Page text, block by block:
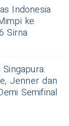
Indonesia
ke
Sirna
Jenner dan
Semifinal